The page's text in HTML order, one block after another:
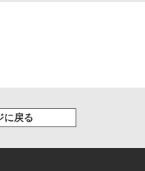
10世代 メモリ8GB SSD1
チ Windows11 Home 無線
特典:セキュリティソフト
理子／著
P31i ピンク
Liberty 5 ディープブルー
に戻る